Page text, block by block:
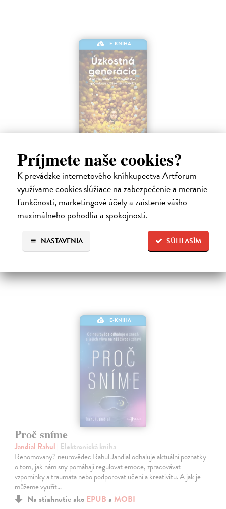
Príjmete naše cookies?
K prevádzke internetového kníhkupectva Artforum
využívame cookies slúžiace na zabezpečenie a meranie
funkčnosti, marketingové účely a zaistenie vášho
maximálneho pohodlia a spokojnosti.
SÚHLASÍM
NASTAVENIA
E-KNIHA
Úzkostná generácia
Haidt Jonathan| Elektronická kniha
Po viac ako desaťročí stability sa duševné zdravie dospievajúcich
začiatkom roka 2010 prudko zhoršilo. Miera depresie, úzkosti,
sebapoškodzovania a samovrážd prudko vzrástla a v mnohých
ukazovateľoch sa…
Na stiahnutie ako
17,49 €
E-KNIHA
Proč sníme
Jandial Rahul | Elektronická kniha
Renomovany? neurovědec Rahul Jandial odhaluje aktuální poznatky
o tom, jak nám sny pomáhají regulovat emoce, zpracovávat
vzpomínky a traumata nebo podporovat učení a kreativitu. A jak je
můžeme využít…
Na stiahnutie ako EPUB a MOBI